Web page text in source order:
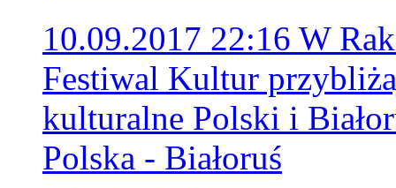
10.09.2017 22:16 W
Festiwal Kultur
kulturalne Polski i
Polska - Białoruś